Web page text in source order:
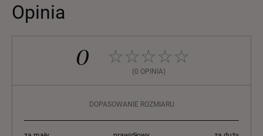
Opinia
0
(0 OPINIA)
DOPASOWANIE ROZMIARU